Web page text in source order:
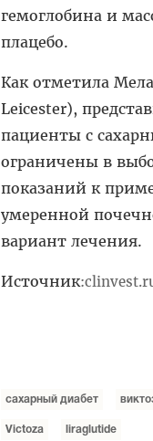
гемоглобина и
плацебо.
Как отметила
Leicester),
пациенты с
ограничены в
показаний к
умеренной
вариант лечения.
Источник:
сахарный диабет
Victoza liraglutide